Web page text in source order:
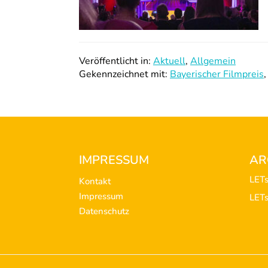
Veröffentlicht in: Aktuell, Allgemein
Gekennzeichnet mit: Bayerischer Filmpreis,
IMPRESSUM
Kontakt
Impressum
Datenschutz